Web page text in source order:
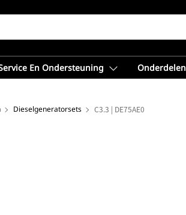
En Ondersteuning Onderdelen
Dieselgeneratorsets C3.3 | DE75AE0